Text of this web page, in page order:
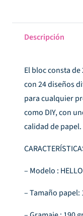
Descripción
El bloc consta
con 24 diseños
para cualquier
como DIY, con
calidad de papel.
– Modelo : HELLO
– Tamaño papel: